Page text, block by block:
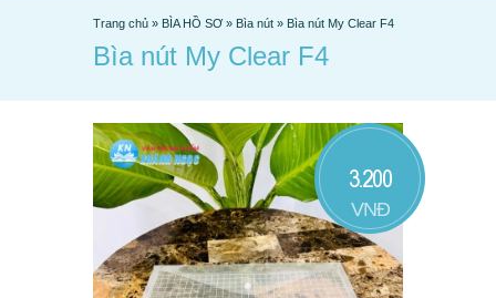
Trang chủ » BÌA HỒ SƠ » Bìa nút » Bìa nút My Clear F4
Bìa nút My Clear F4
3.200
VNĐ